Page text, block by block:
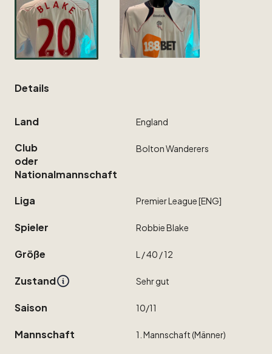
Details
Land England
Club
oder
Nationalmannschaft
BoltonWanderers
Liga PremierLeague[ENG]
Spieler RobbieBlake
Größe L ​/​40 ​/​12
Zustand Sehrgut
Saison 10​/​11
Mannschaft 1. Mannschaft(Männer)